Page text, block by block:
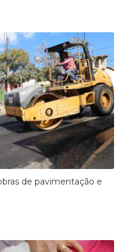
de pavimentação e